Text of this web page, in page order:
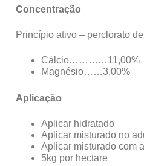
Concentração
Princípio ativo – perclorato
Cálcio…………11,00%
Magnésio……3,00%
Aplicação
Aplicar hidratado
Aplicar misturado no
Aplicar misturado com
5kg por hectare